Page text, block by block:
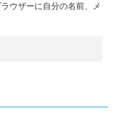
ウザーに自分の名前、メ